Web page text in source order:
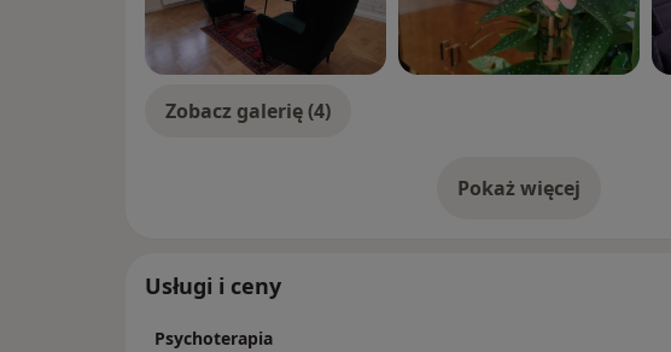
Zobacz galerię (4)
Pokaż więcejo doświadczeniu
Usługi i ceny
Psychoterapia